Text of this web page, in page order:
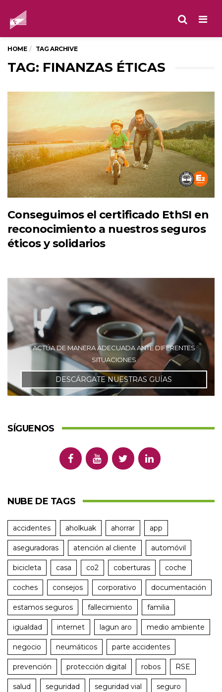
HOME TAG ARCHIVE
TAG: FINANZAS ÉTICAS
Conseguimos el certificado EthSI en
reconocimiento a nuestros seguros
éticos y solidarios
ACTÚA DE MANERA ADECUADA ANTE DIFERENTES
SITUACIONES
DESCÁRGATE NUESTRAS GUÍAS
SÍGUENOS
NUBE DE TAGS
accidentes aholkuak ahorrar app
aseguradoras atención al cliente automóvil
bicicleta casa co2 coberturas coche
coches consejos corporativo documentación
estamos seguros fallecimiento familia
igualdad internet lagun aro medio ambiente
negocio neumáticos parte accidentes
prevención protección digital robos RSE
salud seguridad seguridad vial seguro